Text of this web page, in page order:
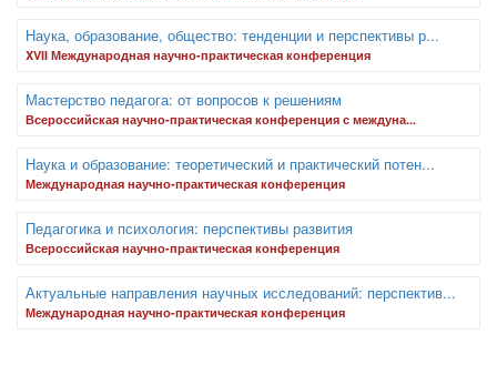
Наука, образование, общество: тенденции и перспективы р...
XVII Международная научно-практическая конференция
Мастерство педагога: от вопросов к решениям
Всероссийская научно-практическая конференция с междуна...
Наука и образование: теоретический и практический потен...
Международная научно-практическая конференция
Педагогика и психология: перспективы развития
Всероссийская научно-практическая конференция
Актуальные направления научных исследований: перспектив...
Международная научно-практическая конференция